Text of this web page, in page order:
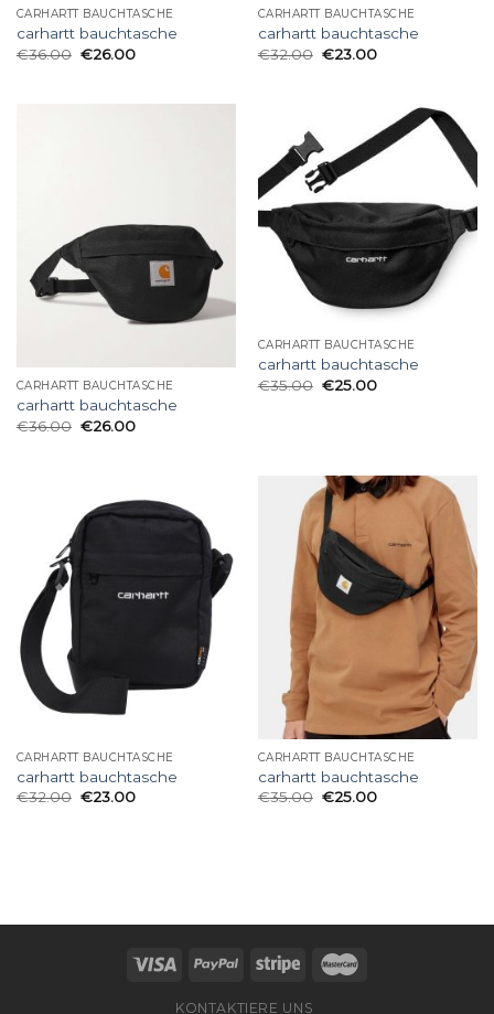
CARHARTT BAUCHTASCHE
carhartt bauchtasche
€36.00 €26.00
CARHARTT BAUCHTASCHE
carhartt bauchtasche
€32.00 €23.00
CARHARTT BAUCHTASCHE
carhartt bauchtasche
€36.00 €26.00
CARHARTT BAUCHTASCHE
carhartt bauchtasche
€35.00 €25.00
CARHARTT BAUCHTASCHE
carhartt bauchtasche
€32.00 €23.00
CARHARTT BAUCHTASCHE
carhartt bauchtasche
€35.00 €25.00
KONTAKTIERE UNS